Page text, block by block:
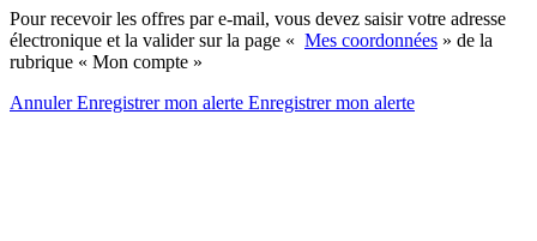
Pour recevoir les offres par e-mail, vous devez saisir votre adresse
électronique et la valider sur la page « Mes coordonnées » de la
rubrique « Mon compte »
AnnulerEnregistrer mon alerte Enregistrermon alerte